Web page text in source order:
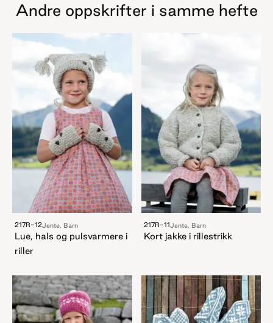
Andre oppskrifter i samme hefte
217R-12Jente, Barn
Lue, hals og pulsvarmere i
riller
217R-11Jente, Barn
Kort jakke i rillestrikk